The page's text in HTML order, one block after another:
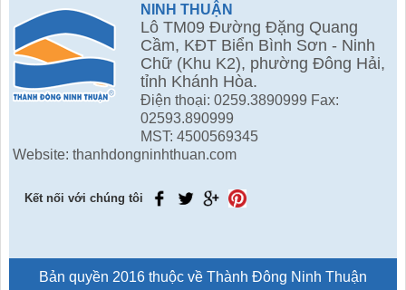
NINH THUẬN
Lô TM09 Đường Đặng Quang
Cầm, KĐT Biển Bình Sơn - Ninh
Chữ (Khu K2), phường Đông Hải,
tỉnh Khánh Hòa.
Điện thoại: 0259.3890999 Fax:
02593.890999
MST: 4500569345
Website: thanhdongninhthuan.com
Kết nối với chúng tôi
Bản quyền 2016 thuộc về Thành Đông Ninh Thuận